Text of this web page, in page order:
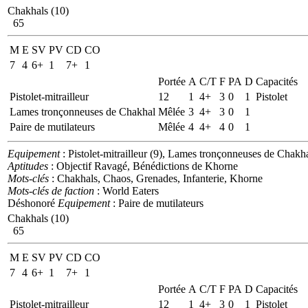
Chakhals (10)
65
M E SV PV CD CO
7 4 6+ 1 7+
1
Portée A C/T F PA D Capacités
Pistolet-mitrailleur
12 1 4+ 3 0 1
Pistolet
Lames tronçonneuses de Chakhal Mêlée 3 4+ 3 0
1
Paire de mutilateurs
Mêlée 4 4+ 4 0 1
Equipement: Pistolet-mitrailleur (9), Lames tronçonneuses de
Aptitudes : Objectif Ravagé, Bénédictions de Khorne
Mots-clés : Chakhals, Chaos, Grenades, Infanterie, Khorne
Mots-clés de faction : World Eaters
Déshonoré Equipement: Paire de mutilateurs
Chakhals (10)
65
M E SV PV CD CO
7 4 6+ 1 7+
1
Portée A C/T F PA D Capacités
Pistolet-mitrailleur
12 1 4+ 3 0 1 Pistolet